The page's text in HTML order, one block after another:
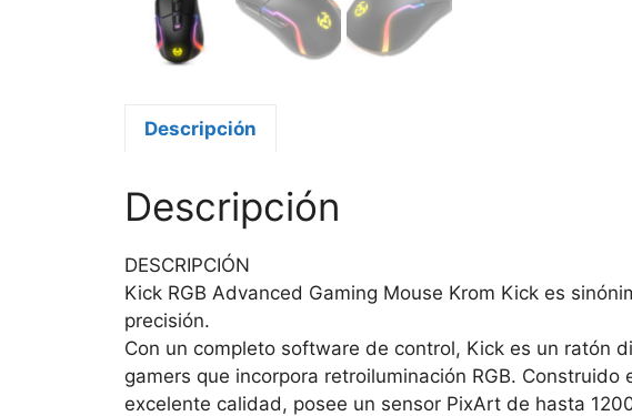
Descripción
Descripción
DESCRIPCIÓN
Kick RGB Advanced Gaming Mouse Krom Kick es
precisión.
Con un completo software de control, Kick es un ratón
gamers que incorpora retroiluminación RGB. Construido
excelente calidad, posee un sensor PixArt de hasta